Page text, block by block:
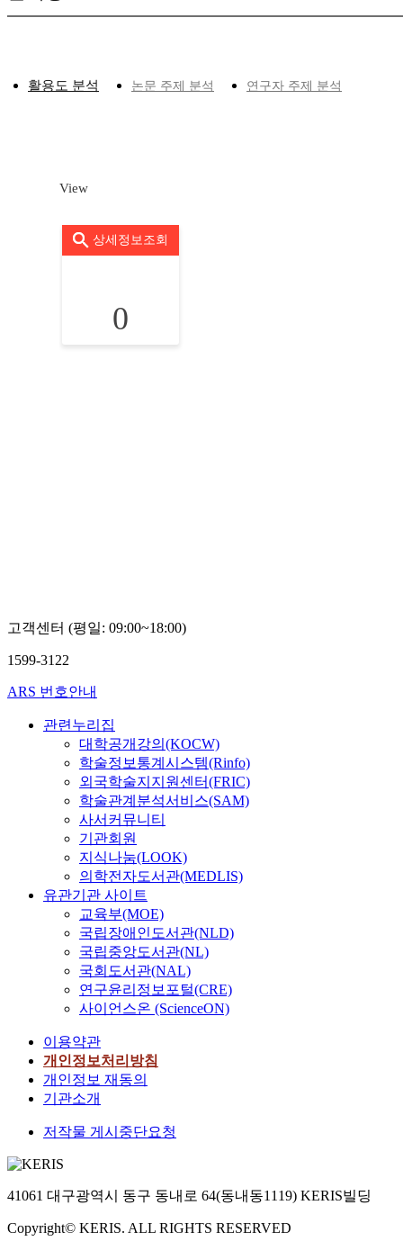
활용도 분석 논문 주제 분석 연구자 주제 분석
View
상세정보조회
0
고객센터 (평일: 09:00~18:00)
1599-3122
ARS 번호안내
관련누리집
대학공개강의(KOCW)
학술정보통계시스템(Rinfo)
외국학술지지원센터(FRIC)
학술관계분석서비스(SAM)
사서커뮤니티
기관회원
지식나눔(LOOK)
의학전자도서관(MEDLIS)
유관기관 사이트
교육부(MOE)
국립장애인도서관(NLD)
국립중앙도서관(NL)
국회도서관(NAL)
연구윤리정보포털(CRE)
사이언스온 (ScienceON)
이용약관
개인정보처리방침
개인정보 재동의
기관소개
저작물 게시중단요청
41061 대구광역시 동구 동내로 64(동내동1119) KERIS빌딩
Copyright© KERIS. ALL RIGHTS RESERVED